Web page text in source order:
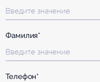
Фамилия*
Телефон*